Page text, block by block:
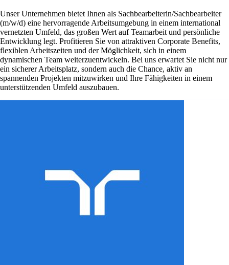
Unser Unternehmen bietet Ihnen als Sachbearbeiterin/Sachbearbeiter
(m/w/d) eine hervorragende Arbeitsumgebung in einem international
vernetzten Umfeld, das großen Wert auf Teamarbeit und persönliche
Entwicklung legt. Profitieren Sie von attraktiven Corporate Benefits,
flexiblen Arbeitszeiten und der Möglichkeit, sich in einem
dynamischen Team weiterzuentwickeln. Bei uns erwartet Sie nicht nur
ein sicherer Arbeitsplatz, sondern auch die Chance, aktiv an
spannenden Projekten mitzuwirken und Ihre Fähigkeiten in einem
unterstützenden Umfeld auszubauen.